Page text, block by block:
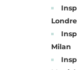
Milan